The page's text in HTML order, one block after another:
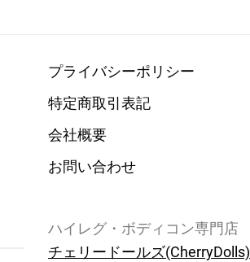
プライバシーポリシー
特定商取引表記
会社概要
お問い合わせ
ハイレグ・ボディコン専門店
チェリードールズ(CherryDolls)